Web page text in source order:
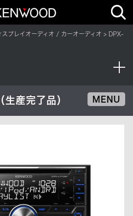
スプレイオーディオ / カーオーディオ
DPX-
産完了品） MENU